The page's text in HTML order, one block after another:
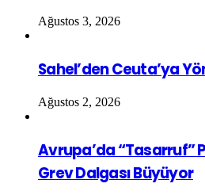
Ağustos 3, 2026
Sahel’den Ceuta’ya
Ağustos 2, 2026
Avrupa’da “Tasarruf”
Grev Dalgası Büyüyor